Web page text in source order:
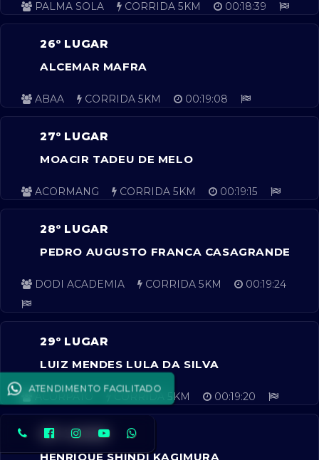
PALMA SOLA CORRIDA 5KM 00:18:39
26º LUGAR
ALCEMAR MAFRA
ABAA CORRIDA 5KM 00:19:08
27º LUGAR
MOACIR TADEU DE MELO
ACORMANG CORRIDA 5KM 00:19:15
28º LUGAR
PEDRO AUGUSTO FRANCA CASAGRANDE
DODI ACADEMIA CORRIDA 5KM 00:19:24
29º LUGAR
LUIZ MENDES LULA DA SILVA
CORRIDA 5KM 00:19:20
30º LUGAR
HENRIQUE SHINDI KAGIMURA
ATENDIMENTO FACILITADO